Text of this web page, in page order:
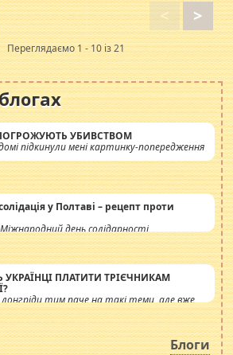
< >
Переглядаємо 1 - 10 із 21
УБИВСТВОМ
підкинули мені картинку-попередження
у Полтаві – рецепт проти
Міжнародний день солідарності
ПЛАТИТИ ТРІЄЧНИКАМ
лонгріди тим паче на такі теми, але вже
Обурюють сьогоднішні інсенуації
питання. Штучно
ще одна соціальна катастрофа.
Блоги